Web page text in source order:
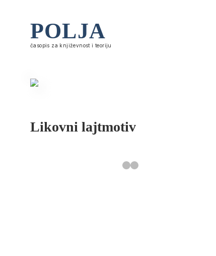
POLJA
časopis za književnost i teoriju
Likovni lajtmotiv